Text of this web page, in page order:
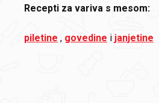
Recepti za variva s mesom:
piletine , govedine i janjetine